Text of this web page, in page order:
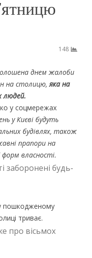
148
днем жалоби
на столицю,яка на
людей.
у соцмережах
у Києві будуть
будівлях, також
прапори на
власності.
заборонені будь-
пошкодженому
триває.
про вісьмох